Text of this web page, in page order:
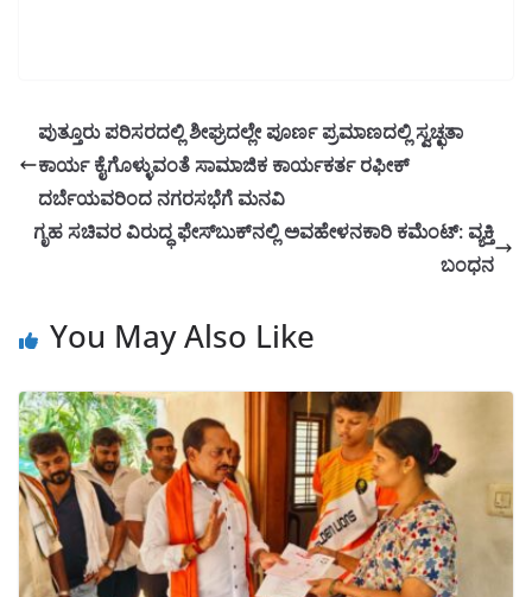
ಪುತ್ತೂರು ಪರಿಸರದಲ್ಲಿ ಶೀಘ್ರದಲ್ಲೇ ಪೂರ್ಣ ಪ್ರಮಾಣದಲ್ಲಿ ಸ್ವಚ್ಛತಾ
ಕಾರ್ಯ ಕೈಗೊಳ್ಳುವಂತೆ ಸಾಮಾಜಿಕ ಕಾರ್ಯಕರ್ತ ರಫೀಕ್
ದರ್ಬೆಯವರಿಂದ ನಗರಸಭೆಗೆ ಮನವಿ
ಗೃಹ ಸಚಿವರ ವಿರುದ್ಧ ಫೇಸ್‌ಬುಕ್‌ನಲ್ಲಿ ಅವಹೇಳನಕಾರಿ ಕಮೆಂಟ್: ವ್ಯಕ್ತಿ
ಬಂಧನ
You May Also Like